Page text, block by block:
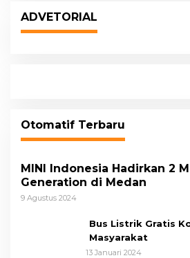
ADVETORIAL
Otomatif Terbaru
MINI Indonesia Hadirkan 2
Generation di Medan
9 Agustus 2024
Bus Listrik Gratis
Masyarakat
13 Januari 2024